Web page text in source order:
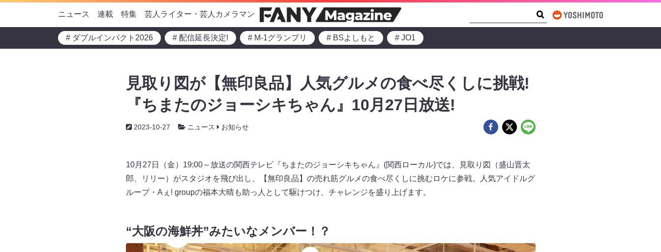
ニュース 連載 特集 芸人ライター・芸人カメラマン
# ダブルインパクト2026 # 配信延長決定! # M-1グランプリ # BSよしもと # JO1
見取り図が【無印良品】人気グルメの食べ尽くしに挑戦!
『ちまたのジョーシキちゃん』10月27日放送!
2023-10-27 ニュース お知らせ
10月27日（金）19:00～放送の関西テレビ『ちまたのジョーシキちゃん』(関西ローカル)では、見取り図（盛山晋太
郎、リリー）がスタジオを飛び出し、【無印良品】の売れ筋グルメの食べ尽くしに挑むロケに参戦。人気アイドルグ
ループ・Aぇ! groupの福本大晴も助っ人として駆けつけ、チャレンジを盛り上げます。
“大阪の海鮮丼”みたいなメンバー！？